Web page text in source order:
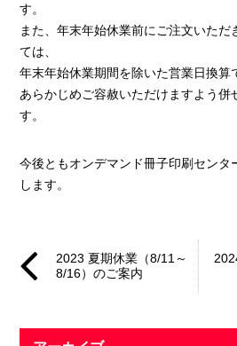
す。
また、年末年始休業前にご注文いただ
ては、
年末年始休業期間を除いた営業日換算
あらかじめご容赦いただけますよう併
す。
今後ともオンデマンド冊子印刷センタ
します。
2023 夏期休業（8/11～
8/16）のご案内